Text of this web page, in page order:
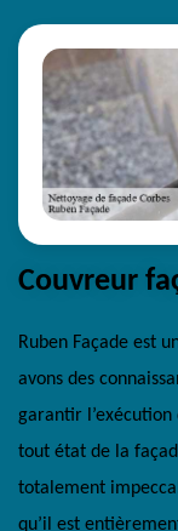
Couvreur
Ruben Façade est
avons des
garantir
tout état de la
totalement
qu’il est